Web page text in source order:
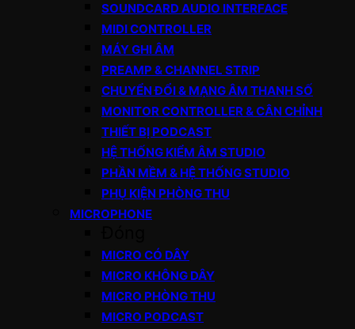
SOUNDCARD AUDIO INTERFACE
MIDI CONTROLLER
MÁY GHI ÂM
PREAMP & CHANNEL STRIP
CHUYỂN ĐỔI & MẠNG ÂM THANH SỐ
MONITOR CONTROLLER & CÂN CHỈNH
THIẾT BỊ PODCAST
HỆ THỐNG KIỂM ÂM STUDIO
PHẦN MỀM & HỆ THỐNG STUDIO
PHỤ KIỆN PHÒNG THU
MICROPHONE
MICRO CÓ DÂY
MICRO KHÔNG DÂY
MICRO PHÒNG THU
MICRO PODCAST